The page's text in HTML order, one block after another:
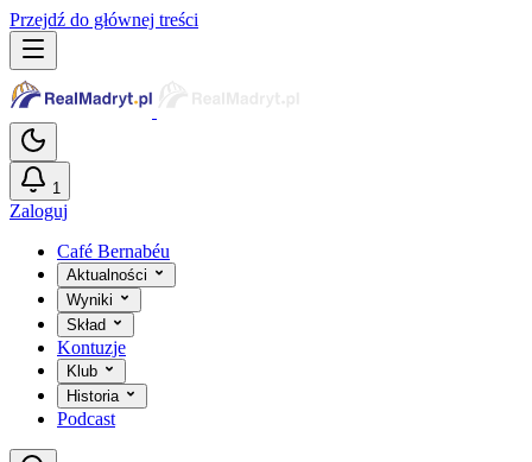
Przejdź do głównej treści
1
Zaloguj
Café Bernabéu
Aktualności
Wyniki
Skład
Kontuzje
Klub
Historia
Podcast